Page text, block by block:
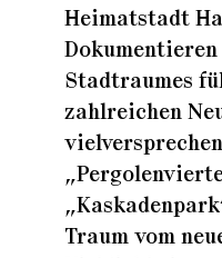
Heimatstadt
Dokumentieren
Stadtraumes
zahlreichen
Traum vom